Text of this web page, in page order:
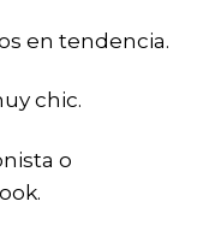
en tendencia.
chic.
o